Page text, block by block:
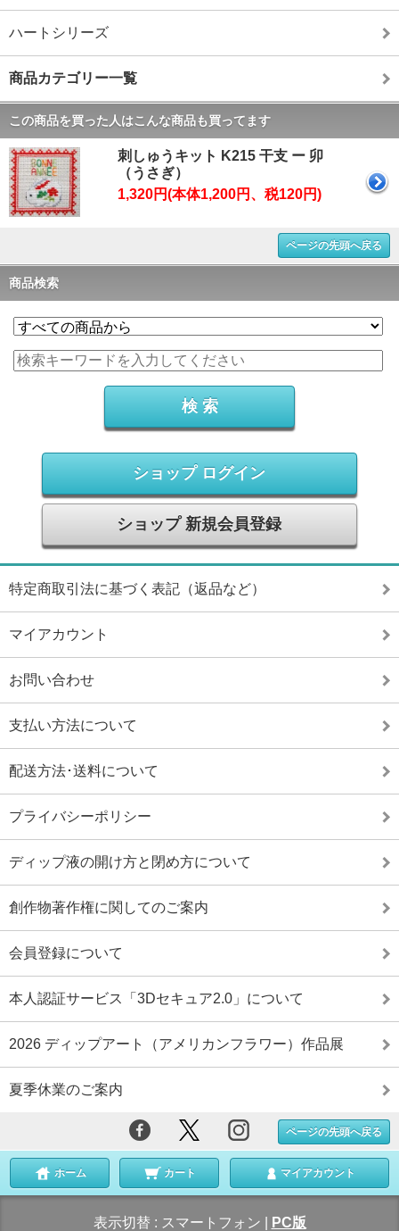
ハートシリーズ
商品カテゴリー一覧
この商品を買った人はこんな商品も買ってます
刺しゅうキット K215 干支 ー 卯
（うさぎ）
1,320円(本体1,200円、税120円)
ページの先頭へ戻る
商品検索
ショップ ログイン
ショップ 新規会員登録
特定商取引法に基づく表記（返品など）
マイアカウント
お問い合わせ
支払い方法について
配送方法･送料について
プライバシーポリシー
ディップ液の開け方と閉め方について
創作物著作権に関してのご案内
会員登録について
本人認証サービス「3Dセキュア2.0」について
2026 ディップアート（アメリカンフラワー）作品展
夏季休業のご案内
ページの先頭へ戻る
ホーム カート マイアカウント
表示切替 : スマートフォン PC版